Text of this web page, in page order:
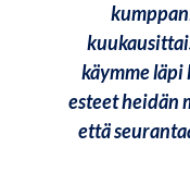
käymme
esteet heidän
että